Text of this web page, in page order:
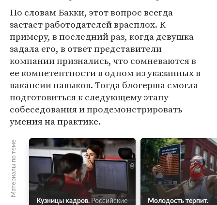
По словам Бакки, этот вопрос всегда
застает работодателей врасплох. К
примеру, в последний раз, когда девушка
задала его, в ответ представители
компании признались, что сомневаются в
ее компетентности в одном из указанных в
вакансии навыков. Тогда блогерша смогла
подготовиться к следующему этапу
собеседования и продемонстрировать
умения на практике.
Материалы по теме
Кузницы кадров. Российские
Молодость терпит.